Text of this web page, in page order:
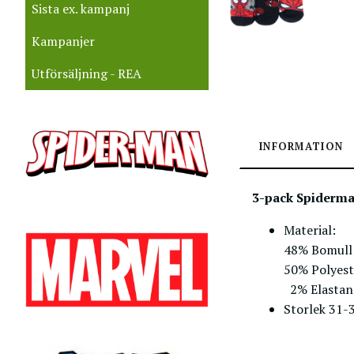
Sista ex. kampanj
Kampanjer
Utförsäljning - REA
INFORMATION
3-pack
Material:
48% Bomull
50%
2% Elastan
Storlek 31-